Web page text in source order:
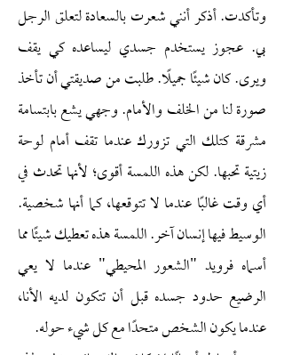
وتأكدت. أذكر أنني شعرت بالسعادة لتعلق الرجل
بي. عجوز يستخدم جسدي ليساعده كي يقف
ويرى. كان شيئًا جميلًا. طلبت من صديقتي أن تأخذ
صورة لنا من الخلف والأمام. وجهي يشع بابتسامة
مشرقة كتلك التي تزورك عندما تقف أمام لوحة
زيتية تحبها. لكن هذه اللمسة أقوى؛ لأنها تحدث في
أي وقت غالبًا عندما لا تتوقعها، كما أنها شخصية.
الوسيط فيها إنسان آخر. اللمسة هذه تعطيك شيئًا مما
أسماه فرويد "الشعور المحيطي" عندما لا يعي
الرضيع حدود جسده قبل أن تتكون لديه الأنا،
عندما يكون الشخص متحدًا مع كل شيء حوله.